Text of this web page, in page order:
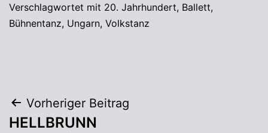
Verschlagwortet mit 20. Jahrhundert, Ballett,
Bühnentanz, Ungarn, Volkstanz
Vorheriger Beitrag
HELLBRUNN